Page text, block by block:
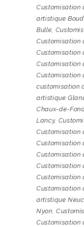
Customisation
artistique
Bulle,
Customisation
Customisation
Customisation
Customisation
customisation
artistique
Chaux-de-
Lancy,
Customisation
Customisation
Customisation
Customisation
Customisation
Customisation
artistique
Nyon,
Customisation